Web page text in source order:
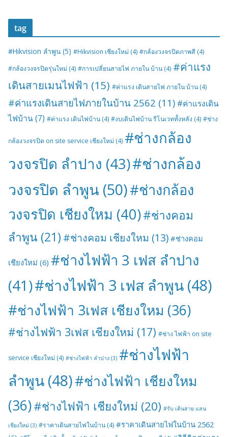
tag
#Hikvision ลำพูน (5) #Hikvision เชียงใหม่ (4) #กล้องวงจรปิดภาพสี (4)
#กล้องวงจรปิดรุ่นใหม่ (4) #การเปลี่ยนสายไฟ ภายใน บ้าน (4) #ค่าแรง
เดินสายเมนไฟฟ้า (15) #ค่าแรง เดินสายไฟ ภายใน บ้าน (4)
#ค่าแรงเดินสายไฟภายในบ้าน 2562 (11) #ค่าแรงเดิน
ไฟบ้าน(7) #ค่าแรง เดินไฟบ้าน (4) #งบเดินไฟบ้าน รีโนเวททั้งหลัง (4) #ช่าง
กล้องวงจรปิด on site service เชียงใหม่ (4) #ช่างกล้อง
วงจรปิด ลำปาง (43)#ช่างกล้อง
วงจรปิด ลำพูน (50)#ช่างกล้อง
วงจรปิด เชียงใหม (40)#ช่างคอม
ลำพูน (21) #ช่างคอม เชียงใหม (13) #ช่างคอม
เชียงใหม่ (6) #ช่างไฟฟ้า 3 เฟส ลำปาง
(41)#ช่างไฟฟ้า 3 เฟส ลำพูน (48)
#ช่างไฟฟ้า 3เฟส เชียงใหม (36)
#ช่างไฟฟ้า 3เฟส เชียงใหม่ (17) #ช่าง ไฟฟ้า on site
service เชียงใหม่ (4) #ช่างไฟฟ้า ลำปาง (3) #ช่างไฟฟ้า
ลำพูน (48)#ช่างไฟฟ้า เชียงใหม
(36)#ช่างไฟฟ้า เชียงใหม่ (20) #รับ เดินสาย แลน
เชียงใหม่ (3) #ราคาเดินสายไฟในบ้าน (4) #ราคาเดินสายไฟในบ้าน 2562